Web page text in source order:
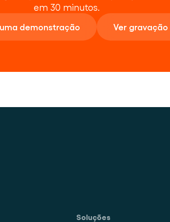
em 30 minutos.
demonstração Ver gravação
Soluções